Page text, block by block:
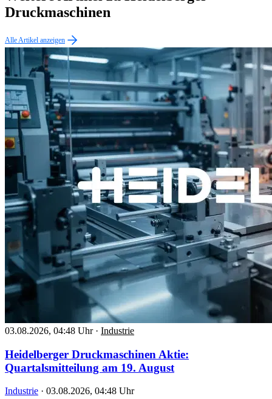
Druckmaschinen
Alle Artikel anzeigen
03.08.2026, 04:48 Uhr · Industrie
Heidelberger Druckmaschinen Aktie:
Quartalsmitteilung am 19. August
Industrie · 03.08.2026, 04:48 Uhr